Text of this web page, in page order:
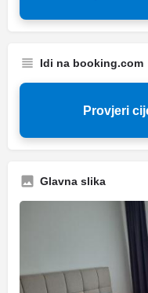
Idi na booking.com
Provjeri
Glavna slika